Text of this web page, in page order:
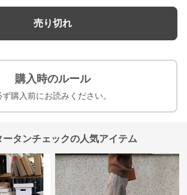
売り切れ
購入時のルール
ず購入前にお読みください。
タンチェックの人気アイテム